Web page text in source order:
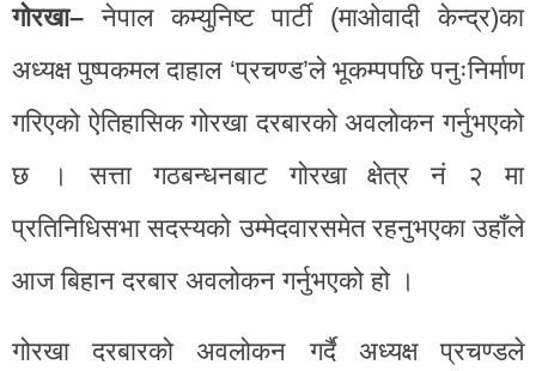
गोरखा– नेपाल कम्युनिष्ट पार्टी (माओवादी केन्द्र)का
अध्यक्ष पुष्पकमल दाहाल ‘प्रचण्ड’ले भूकम्पपछि पनुःनिर्माण
गरिएको ऐतिहासिक गोरखा दरबारको अवलोकन गर्नुभएको
छ । सत्ता गठबन्धनबाट गोरखा क्षेत्र नं २ मा
प्रतिनिधिसभा सदस्यको उम्मेदवारसमेत रहनुभएका उहाँले
आज बिहान दरबार अवलोकन गर्नुभएको हो ।
गोरखा दरबारको अवलोकन गर्दै अध्यक्ष प्रचण्डले